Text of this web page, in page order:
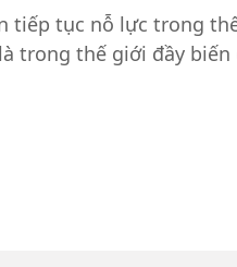
tiếp tục nỗ lực trong
trong thế giới đầy